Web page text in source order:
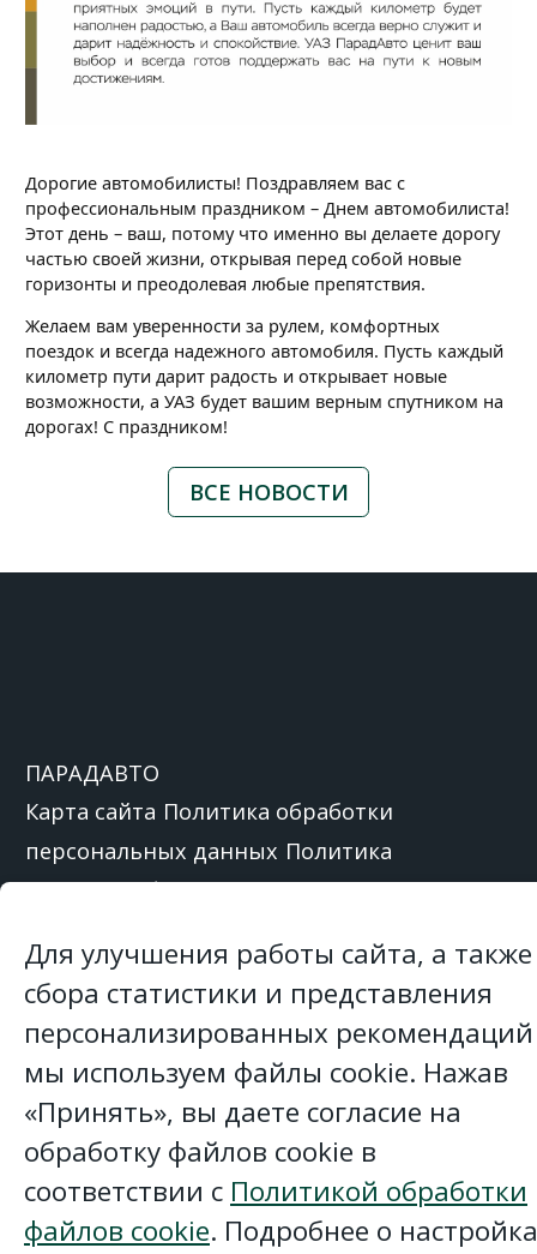
Дорогие автомобилисты! Поздравляем вас с
профессиональным праздником – Днем автомобилиста!
Этот день – ваш, потому что именно вы делаете дорогу
частью своей жизни, открывая перед собой новые
горизонты и преодолевая любые препятствия.
Желаем вам уверенности за рулем, комфортных
поездок и всегда надежного автомобиля. Пусть каждый
километр пути дарит радость и открывает новые
возможности, а УАЗ будет вашим верным спутником на
дорогах! С праздником!
ВСЕ НОВОСТИ
ПАРАДАВТО
Карта сайта Политика обработки
персональных данных Политика
обработки файлов cookie Настройка Cookie
ООО « ПарадАвто», 220024,
Республика Беларусь, г.Минск, ул.
Стебенева, 20В
Наш рейтинг: 4.5из 5 ★★★★★ на
основании120 отзывов
Вся представленная на сайте информация,
Для улучшения работы сайта, а также
сбора статистики и представления
персонализированных рекомендаций
мы используем файлы cookie. Нажав
«Принять», вы даете согласие на
обработку файлов cookie в
соответствии с Политикой обработки
файлов cookie. Подробнее о